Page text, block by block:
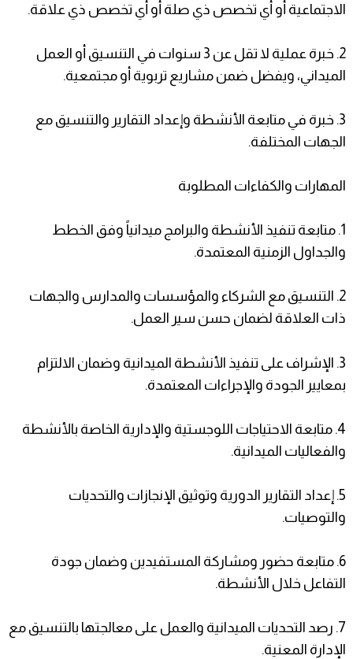
الاجتماعية أو أي تخصص ذي صلة أو أي تخصص ذي علاقة.
2. خبرة عملية لا تقل عن 3 سنوات في التنسيق أو العمل
الميداني، ويفضل ضمن مشاريع تربوية أو مجتمعية.
3. خبرة في متابعة الأنشطة وإعداد التقارير والتنسيق مع
الجهات المختلفة.
المهارات والكفاءات المطلوبة
1. متابعة تنفيذ الأنشطة والبرامج ميدانياً وفق الخطط
والجداول الزمنية المعتمدة.
2. التنسيق مع الشركاء والمؤسسات والمدارس والجهات
ذات العلاقة لضمان حسن سير العمل.
3. الإشراف على تنفيذ الأنشطة الميدانية وضمان الالتزام
بمعايير الجودة والإجراءات المعتمدة.
4. متابعة الاحتياجات اللوجستية والإدارية الخاصة بالأنشطة
والفعاليات الميدانية.
5. إعداد التقارير الدورية وتوثيق الإنجازات والتحديات
والتوصيات.
6. متابعة حضور ومشاركة المستفيدين وضمان جودة
التفاعل خلال الأنشطة.
7. رصد التحديات الميدانية والعمل على معالجتها بالتنسيق مع
الإدارة المعنية.